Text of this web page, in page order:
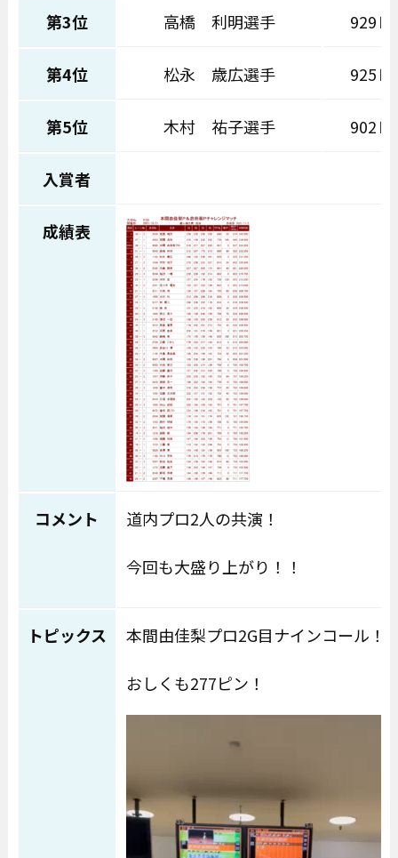
第3位 高橋 利明選手 929Ｐ
第4位 松永 歳広選手 925Ｐ
第5位 木村 祐子選手 902Ｐ
入賞者
成績表
コメント 道内プロ2人の共演！
今回も大盛り上がり！！
トピックス 本間由佳梨プロ2G目ナインコール！
おしくも277ピン！